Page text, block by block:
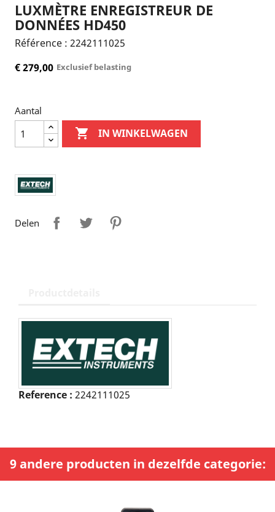
LUXMÈTRE ENREGISTREUR DE
DONNÉES HD450
Référence : 2242111025
€ 279,00 Exclusief belasting
Aantal
 IN WINKELWAGEN
Delen
Reference : 2242111025
9 andere producten in dezelfde categorie: